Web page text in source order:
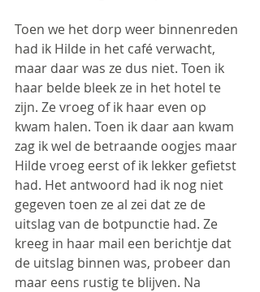
Toen we het dorp weer binnenreden
had ik Hilde in het café verwacht,
maar daar was ze dus niet. Toen ik
haar belde bleek ze in het hotel te
zijn. Ze vroeg of ik haar even op
kwam halen. Toen ik daar aan kwam
zag ik wel de betraande oogjes maar
Hilde vroeg eerst of ik lekker gefietst
had. Het antwoord had ik nog niet
gegeven toen ze al zei dat ze de
uitslag van de botpunctie had. Ze
kreeg in haar mail een berichtje dat
de uitslag binnen was, probeer dan
maar eens rustig te blijven. Na